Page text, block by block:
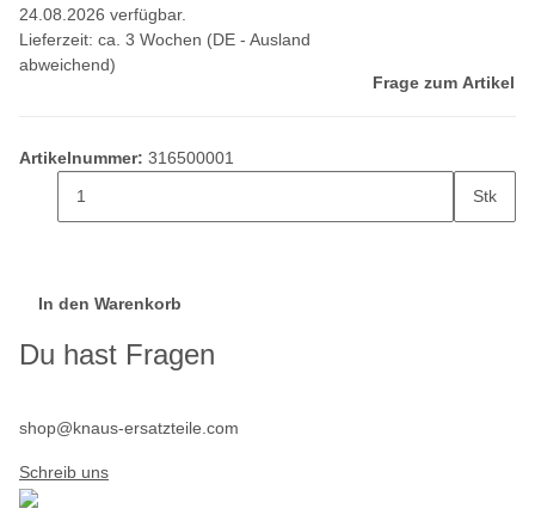
24.08.2026 verfügbar.
Lieferzeit: ca. 3 Wochen (DE - Ausland
abweichend)
Frage zum Artikel
Artikelnummer: 316500001
Stk
In den Warenkorb
Du hast Fragen
shop@knaus-ersatzteile.com
Schreib uns